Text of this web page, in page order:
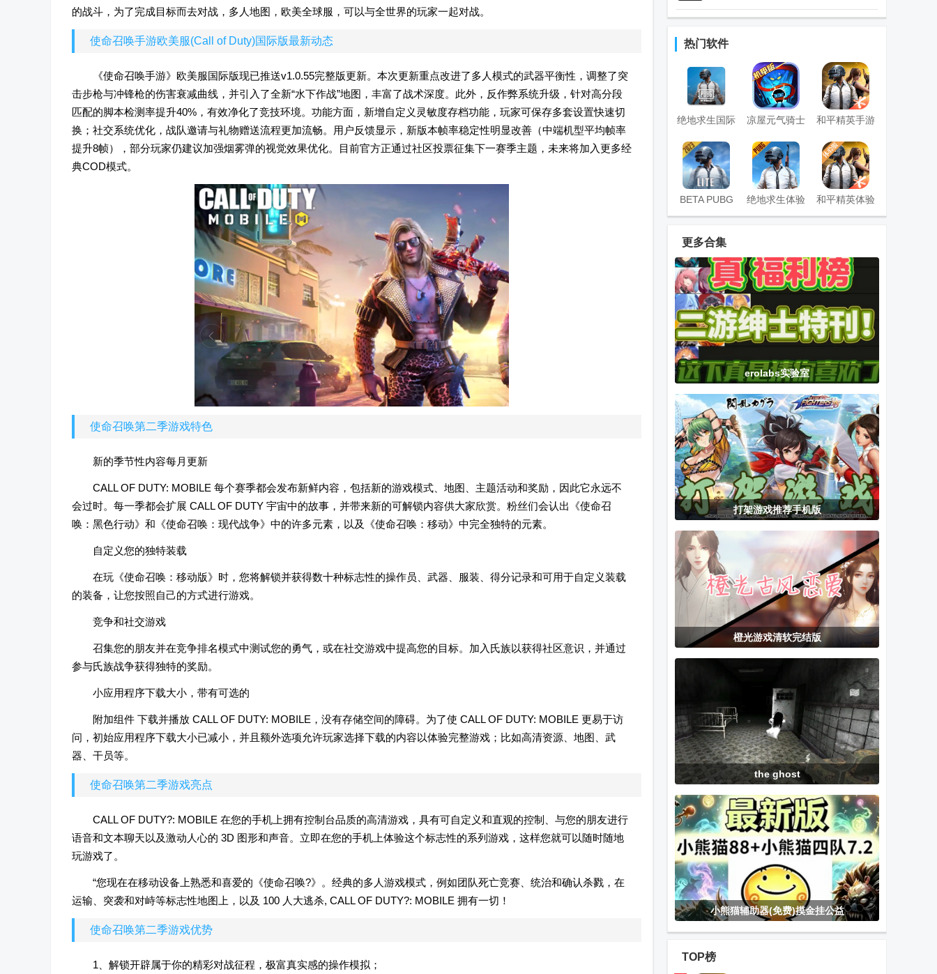
的战斗，为了完成目标而去对战，多人地图，欧美全球服，可以与全世界的玩家一起对战。
使命召唤手游欧美服(Call of Duty)国际版最新动态
《使命召唤手游》欧美服国际版现已推送v1.0.55完整版更新。本次更新重点改进了多人模式的武器平衡性，调整了突
击步枪与冲锋枪的伤害衰减曲线，并引入了全新“水下作战”地图，丰富了战术深度。此外，反作弊系统升级，针对高分段
匹配的脚本检测率提升40%，有效净化了竞技环境。功能方面，新增自定义灵敏度存档功能，玩家可保存多套设置快速切
换；社交系统优化，战队邀请与礼物赠送流程更加流畅。用户反馈显示，新版本帧率稳定性明显改善（中端机型平均帧率
提升8帧），部分玩家仍建议加强烟雾弹的视觉效果优化。目前官方正通过社区投票征集下一赛季主题，未来将加入更多经
典COD模式。
使命召唤第二季游戏特色
新的季节性内容每月更新
CALL OF DUTY: MOBILE 每个赛季都会发布新鲜内容，包括新的游戏模式、地图、主题活动和奖励，因此它永远不
会过时。每一季都会扩展 CALL OF DUTY 宇宙中的故事，并带来新的可解锁内容供大家欣赏。粉丝们会认出《使命召
唤：黑色行动》和《使命召唤：现代战争》中的许多元素，以及《使命召唤：移动》中完全独特的元素。
自定义您的独特装载
在玩《使命召唤：移动版》时，您将解锁并获得数十种标志性的操作员、武器、服装、得分记录和可用于自定义装载
的装备，让您按照自己的方式进行游戏。
竞争和社交游戏
召集您的朋友并在竞争排名模式中测试您的勇气，或在社交游戏中提高您的目标。加入氏族以获得社区意识，并通过
参与氏族战争获得独特的奖励。
小应用程序下载大小，带有可选的
附加组件 下载并播放 CALL OF DUTY: MOBILE，没有存储空间的障碍。为了使 CALL OF DUTY: MOBILE 更易于访
问，初始应用程序下载大小已减小，并且额外选项允许玩家选择下载的内容以体验完整游戏；比如高清资源、地图、武
器、干员等。
使命召唤第二季游戏亮点
CALL OF DUTY?: MOBILE 在您的手机上拥有控制台品质的高清游戏，具有可自定义和直观的控制、与您的朋友进行
语音和文本聊天以及激动人心的 3D 图形和声音。立即在您的手机上体验这个标志性的系列游戏，这样您就可以随时随地
玩游戏了。
“您现在在移动设备上熟悉和喜爱的《使命召唤?》。经典的多人游戏模式，例如团队死亡竞赛、统治和确认杀戮，在
运输、突袭和对峙等标志性地图上，以及 100 人大逃杀, CALL OF DUTY?: MOBILE 拥有一切！
使命召唤第二季游戏优势
1、解锁开辟属于你的精彩对战征程，极富真实感的操作模拟；
热门软件
绝地求生国际
服2026手机版
(pubg mobile)
凉屋元气骑士
官方正版
和平精英手游
正式版
BETA PUBG
MOBILE LITE
测试国际服
绝地求生体验
服BETA
MOBILE国际
版测试服
和平精英体验
服官方版
严阵以待手游
汉化版
战火勋章国际
版(Warpath)
弓箭大师
国际篮球经理
2026游戏完整
版
一拳超人世界
手游国际服
(OPM World)
胜利女神
NIKKE无敌版
Switch模拟器
天玑修订版
(Uzuy Mali)
完蛋我被美女
包围了2游戏
逆水寒华为版
胜利女神
NIKKE内置
mod版
决胜巅峰
Legends:
Bang Bang)
地铁跑酷方源
多功能直充
更多合集
erolabs实验室
打架游戏推荐手机版
橙光游戏清软完结版
the ghost
小熊猫辅助器(免费)摸金挂公益
TOP榜